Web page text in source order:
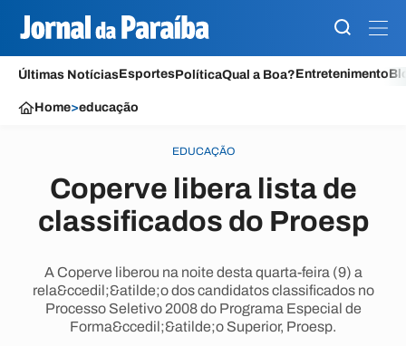
Últimas NotíciasEsportesPolíticaQual a Boa?Entretenimento
Home>educação
EDUCAÇÃO
Coperve libera lista de
classificados do Proesp
A Coperve liberou na noite desta quarta-feira (9) a
rela&ccedil;&atilde;o dos candidatos classificados no
Processo Seletivo 2008 do Programa Especial de
Forma&ccedil;&atilde;o Superior, Proesp.